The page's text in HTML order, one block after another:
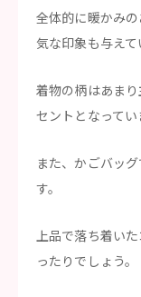
全体的に暖かみ
気な印象も与えて
着物の柄はあま
セントとなってい
また、かごバッ
す。
上品で落ち着い
ったりでしょう。